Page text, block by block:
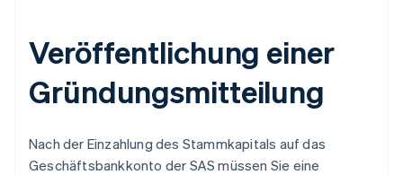
Veröffentlichung einer
Gründungsmitteilung
Nach der Einzahlung des Stammkapitals auf das
Geschäftsbankkonto der SAS müssen Sie eine